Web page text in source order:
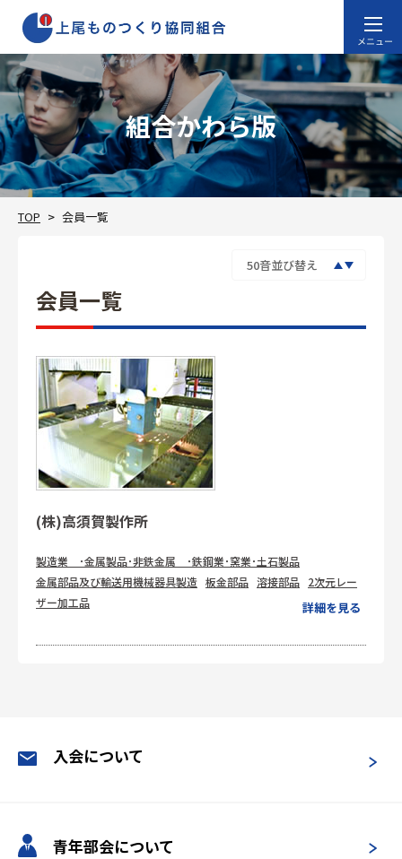
組合かわら版
入会について
青年部会について
TOP 会員一覧
会員一覧
(株)高須賀製作所
製造業 ･金属製品･非鉄金属 ･鉄鋼業･窯業･土石製品
金属部品及び輸送用機械器具製造 板金部品 溶接部品 2次元レー
ザー加工品
詳細を見る